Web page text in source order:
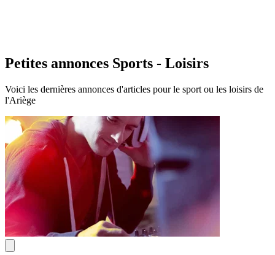
Petites annonces Sports - Loisirs
Voici les dernières annonces d'articles pour le sport ou les loisirs de
l'Ariège